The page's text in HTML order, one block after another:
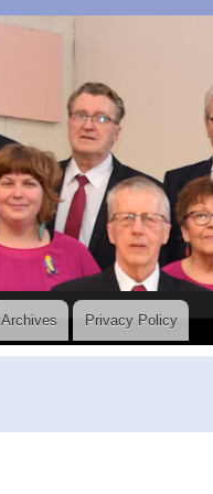
Archives Privacy Policy